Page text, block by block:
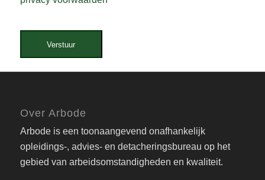
Verstuur
Over Arbode
Arbode is een toonaangevend onafhankelijk
opleidings-, advies- en detacheringsbureau op het
gebied van arbeidsomstandigheden en kwaliteit.